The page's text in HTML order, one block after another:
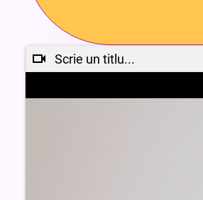
Scrie un titlu...